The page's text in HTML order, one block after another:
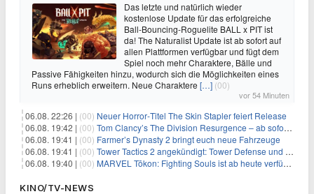
Das letzte und natürlich wieder
kostenlose Update für das erfolgreiche
Ball-Bouncing-Roguelite BALL x PIT ist
da! The Naturalist Update ist ab sofort auf
allen Plattformen verfügbar und fügt dem
Spiel noch mehr Charaktere, Bälle und
Passive Fähigkeiten hinzu, wodurch sich die Möglichkeiten eines
Runs erheblich erweitern. Neue Charaktere […] (00)
vor 54 Minuten
06.08. 22:26 | (00) Neuer Horror‑Titel The Skin Stapler feiert Release
06.08. 19:42 | (00) Tom Clancy’s The Division Resurgence – ab sofort für euch verfügbar
06.08. 19:41 | (00) Farmer’s Dynasty 2 bringt euch neue Fahrzeuge
06.08. 19:41 | (00) Tower Tactics 2 angekündigt: Tower Defense und Deckbuilding Kombo kehrt zurück
06.08. 19:40 | (00) MARVEL Tōkon: Fighting Souls ist ab heute verfügbar
KINO/TV-NEWS